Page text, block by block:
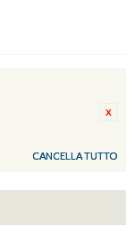
CANCELLA TUTTO